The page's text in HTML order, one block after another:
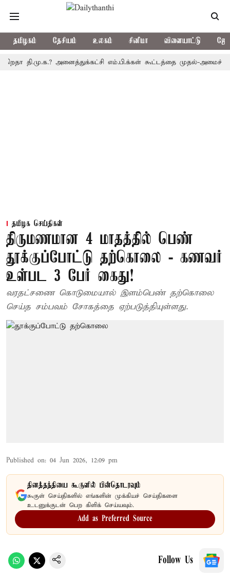
தமிழகம் தேசியம் உலகம் சினிமா விளையாட்டு
தி.மு.க.? அனைத்துக்கட்சி எம்.பி.க்கள் கூட்டத்தை முதல்-அமைச்சர்
தமிழக செய்திகள்
திருமணமான 4 மாதத்தில் பெண்
தூக்குப்போட்டு தற்கொலை - கணவர்
உள்பட 3 பேர் கைது!
வரதட்சணை கொடுமையால் இளம்பெண் தற்கொலை
செய்த சம்பவம் சோகத்தை ஏற்படுத்தியுள்ளது.
Published on: 04 Jun 2026, 12:09 pm
தினத்தந்தியை கூகுளில் பின்தொடரவும்
கூகுள் செய்திகளில் எங்களின் முக்கியச் செய்திகளை
உடனுக்குடன் பெற கிளிக் செய்யவும்.
Add as Preferred Source
Follow Us